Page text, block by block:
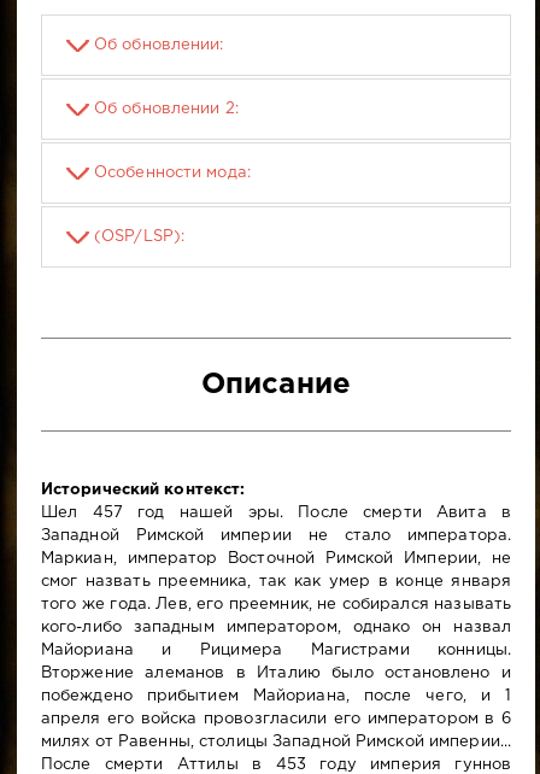
Об обновлении:
Об обновлении 2:
Особенности мода:
(OSP/LSP):
Описание
Исторический контекст:
Шел 457 год нашей эры. После смерти Авита в
Западной Римской империи не стало императора.
Маркиан, император Восточной Римской Империи, не
смог назвать преемника, так как умер в конце января
того же года. Лев, его преемник, не собирался называть
кого-либо западным императором, однако он назвал
Майориана и Рицимера Магистрами конницы.
Вторжение алеманов в Италию было остановлено и
побеждено прибытием Майориана, после чего, и 1
апреля его войска провозгласили его императором в 6
милях от Равенны, столицы Западной Римской империи...
После смерти Аттилы в 453 году империя гуннов